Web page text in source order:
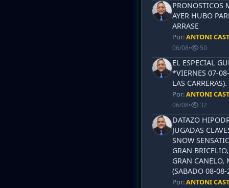
PRONOSTICOS
AYER HUBO
ARRASE
Por:ANTONI
06/08• 50
EL ESPECIAL
*VIERNES 07-
LAS
Por:ANTONI
06/08• 32
DATAZO
JUGADAS
SNOW
GRAN
GRAN CANELO,
(SABADO 08-
Por:ANTONI